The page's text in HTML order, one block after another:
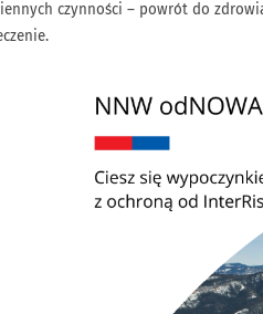
czynności – powrót do